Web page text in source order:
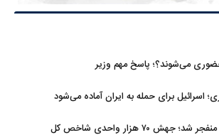
می‌شوند؟؛ پاسخ مهم وزیر
۷۰ هزار واحدی شاخص کل